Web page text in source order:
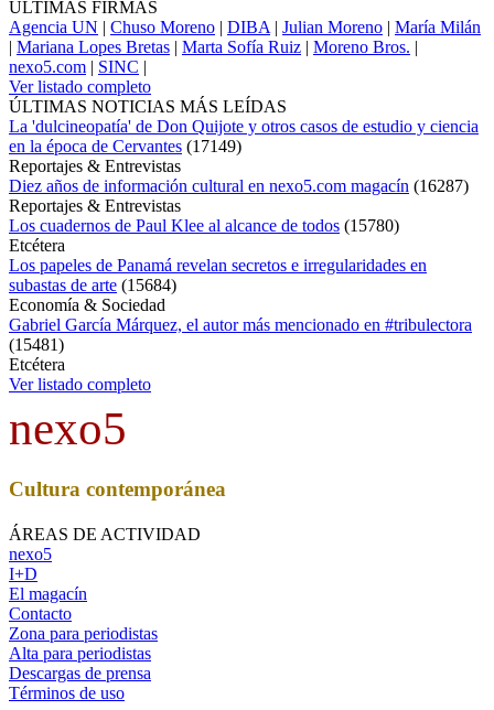
ÚLTIMAS FIRMAS
Agencia UN | Chuso Moreno | DIBA | Julian Moreno | María Milán
| Mariana Lopes Bretas | Marta Sofía Ruiz | Moreno Bros. |
nexo5.com | SINC |
Ver listado completo
ÚLTIMAS NOTICIAS MÁS LEÍDAS
La 'dulcineopatía' de Don Quijote y otros casos de estudio y ciencia
en la época de Cervantes (17149)
Reportajes & Entrevistas
Diez años de información cultural en nexo5.com magacín (16287)
Reportajes & Entrevistas
Los cuadernos de Paul Klee al alcance de todos (15780)
Etcétera
Los papeles de Panamá revelan secretos e irregularidades en
subastas de arte (15684)
Economía & Sociedad
Gabriel García Márquez, el autor más mencionado en #tribulectora
(15481)
Etcétera
Ver listado completo
nexo5
Cultura contemporánea
ÁREAS DE ACTIVIDAD
nexo5
I+D
El magacín
Contacto
Zona para periodistas
Alta para periodistas
Descargas de prensa
Términos de uso